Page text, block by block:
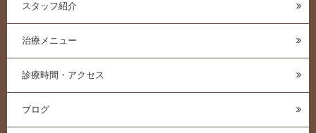
スタッフ紹介
治療メニュー
診療時間・アクセス
ブログ